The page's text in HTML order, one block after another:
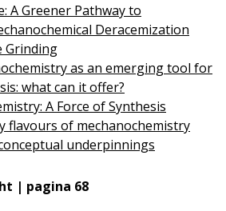
A Greener Pathway to
Deracemization
Grinding
as an emerging tool for
what can it offer?
A Force of Synthesis
flavours of mechanochemistry
underpinnings
| pagina 68